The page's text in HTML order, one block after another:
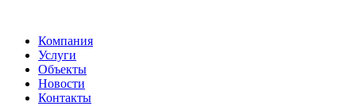
Компания
Услуги
Объекты
Новости
Контакты